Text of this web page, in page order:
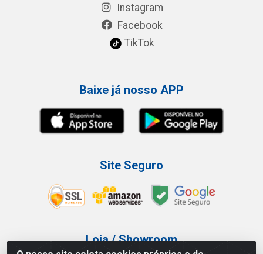
Instagram
Facebook
TikTok
Baixe já nosso APP
Site Seguro
Loja / Showroom